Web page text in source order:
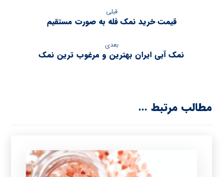
قبلی
قیمت خرید نمک فله به صورت مستقیم
بعدی
نمک آبی ایران بهترین و مرغوب ترین نمک
مطالب مرتبط ...